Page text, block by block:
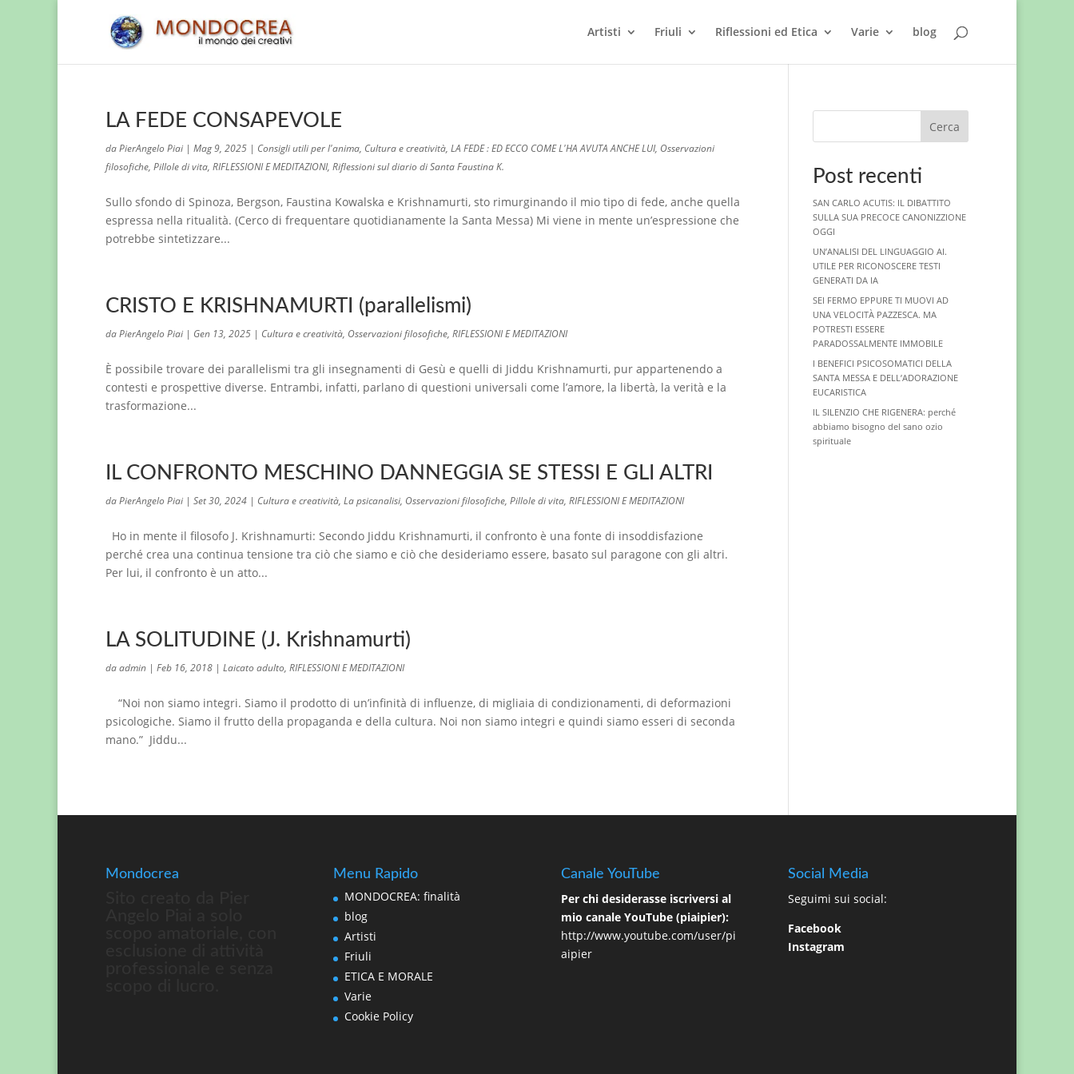
Artisti Friuli Riflessioni ed Etica Varie blog
LA FEDE CONSAPEVOLE
daPierAngelo Piai | Mag 9, 2025 | Consigli utili per l'anima, Cultura e creatività, LA FEDE : ED ECCO COME L'HA AVUTA ANCHE LUI, Osservazioni
filosofiche, Pillole di vita, RIFLESSIONI E MEDITAZIONI, Riflessioni sul diario di Santa Faustina K.
Sullo sfondo di Spinoza, Bergson, Faustina Kowalska e Krishnamurti, sto rimurginando il mio tipo di fede, anche quella
espressa nella ritualità. (Cerco di frequentare quotidianamente la Santa Messa) Mi viene in mente un’espressione che
potrebbe sintetizzare...
CRISTO E KRISHNAMURTI (parallelismi)
daPierAngelo Piai | Gen 13, 2025 | Cultura e creatività, Osservazioni filosofiche, RIFLESSIONI E MEDITAZIONI
È possibile trovare dei parallelismi tra gli insegnamenti di Gesù e quelli di Jiddu Krishnamurti, pur appartenendo a
contesti e prospettive diverse. Entrambi, infatti, parlano di questioni universali come l’amore, la libertà, la verità e la
trasformazione...
IL CONFRONTO MESCHINO DANNEGGIA SE STESSI E GLI ALTRI
daPierAngelo Piai | Set 30, 2024 | Cultura e creatività, La psicanalisi, Osservazioni filosofiche, Pillole di vita, RIFLESSIONI E MEDITAZIONI
Ho in mente il filosofo J. Krishnamurti: Secondo Jiddu Krishnamurti, il confronto è una fonte di insoddisfazione
perché crea una continua tensione tra ciò che siamo e ciò che desideriamo essere, basato sul paragone con gli altri.
Per lui, il confronto è un atto...
LA SOLITUDINE (J. Krishnamurti)
daadmin | Feb 16, 2018 | Laicato adulto, RIFLESSIONI E MEDITAZIONI
“Noi non siamo integri. Siamo il prodotto di un’infinità di influenze, di migliaia di condizionamenti, di deformazioni
psicologiche. Siamo il frutto della propaganda e della cultura. Noi non siamo integri e quindi siamo esseri di seconda
mano.” Jiddu...
Cerca
Post recenti
SAN CARLO ACUTIS: IL DIBATTITO
SULLA SUA PRECOCE CANONIZZIONE
OGGI
UN’ANALISI DEL LINGUAGGIO AI.
UTILE PER RICONOSCERE TESTI
GENERATI DA IA
SEI FERMO EPPURE TI MUOVI AD
UNA VELOCITÀ PAZZESCA. MA
POTRESTI ESSERE
PARADOSSALMENTE IMMOBILE
I BENEFICI PSICOSOMATICI DELLA
SANTA MESSA E DELL’ADORAZIONE
EUCARISTICA
IL SILENZIO CHE RIGENERA: perché
abbiamo bisogno del sano ozio
spirituale
Mondocrea Menu Rapido
MONDOCREA: finalità
blog
Artisti
Friuli
ETICA E MORALE
Varie
Cookie Policy
Canale YouTube
Per chi desiderasse iscriversi al
mio canale YouTube (piaipier):
http://www.youtube.com/user/pi
aipier
Social Media
Seguimi sui social:
Facebook
Instagram